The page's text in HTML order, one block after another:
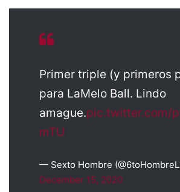
Primer triple (y primeros
para LaMelo Ball. Lindo
amague.pic.twitter.com/
mTU
— Sexto Hombre
December 15, 2020